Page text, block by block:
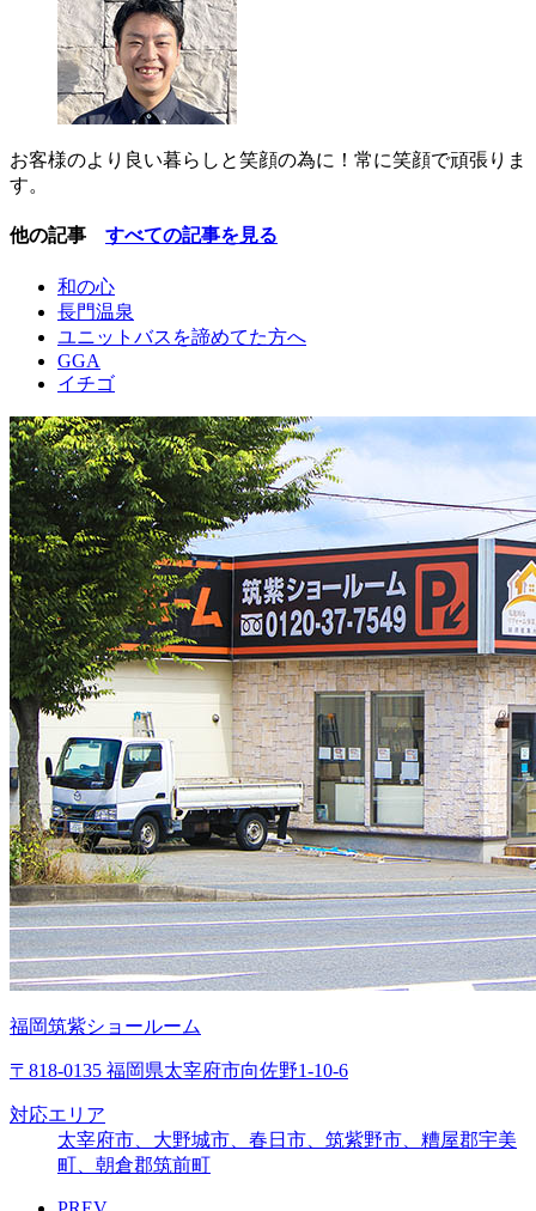
お客様のより良い暮らしと笑顔の為に！常に笑顔で頑張りま
す。
他の記事 すべての記事を見る
和の心
長門温泉
ユニットバスを諦めてた方へ
GGA
イチゴ
福岡筑紫ショールーム
〒818-0135 福岡県太宰府市向佐野1-10-6
対応エリア
太宰府市、大野城市、春日市、筑紫野市、糟屋郡宇美
町、朝倉郡筑前町